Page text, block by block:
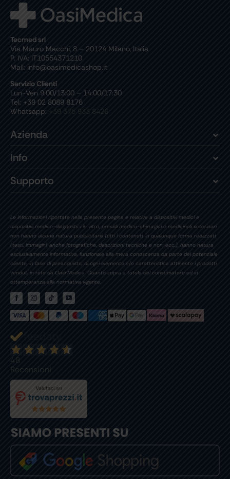
Tecmed srl
Via Mauro Macchi, 8 – 20124 Milano, Italia
P. IVA: IT10554371210
Mail: info@oasimedicashop.it
Servizio Clienti
Lun-Ven 9:00/13:00 – 14:00/17:30
Tel: +39 02 8089 8176
Whatsapp: +39 375 933 8426
Azienda
Info
Supporto
Le informazioni riportate nella presente pagina e relative a dispositivi medici e
dispositivi medico-diagnostici in vitro, presidi medico-chirurgici e medicinali veterinari
non hanno alcuna natura pubblicitaria.Tutti i contenuti, in qualunque forma realizzati,
(testi, immagini, anche fotografiche, descrizioni tecniche e non, ecc.), hanno natura
esclusivamente informativa, funzionale alla mera conoscenza da parte del potenziale
cliente, in fase di preacquisto, di ogni elemento e/o caratteristica attinente i prodotti
venduti in rete da Oasi Medica. Quanto sopra a tutela del consumatore ed in
ottemperanza alla normativa vigente.
48
Recensioni